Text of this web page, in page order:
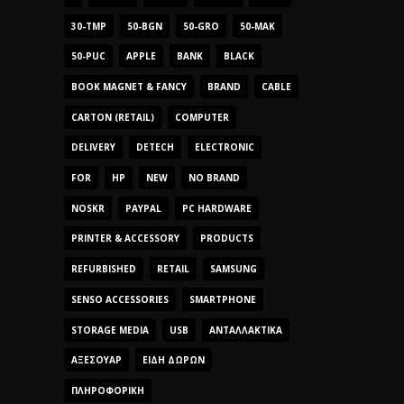
30-TMP 50-BGN 50-GRO 50-MAK
50-PUC APPLE BANK BLACK
BOOK MAGNET & FANCY BRAND CABLE
CARTON (RETAIL) COMPUTER
DELIVERY DETECH ELECTRONIC
FOR HP NEW NO BRAND
NOSKR PAYPAL PC HARDWARE
PRINTER & ACCESSORY PRODUCTS
REFURBISHED RETAIL SAMSUNG
SENSO ACCESSORIES SMARTPHONE
STORAGE MEDIA USB ΑΝΤΑΛΛΑΚΤΙΚΆ
ΑΞΕΣΟΥΆΡ ΕΊΔΗ ΔΏΡΩΝ
ΠΛΗΡΟΦΟΡΙΚΉ